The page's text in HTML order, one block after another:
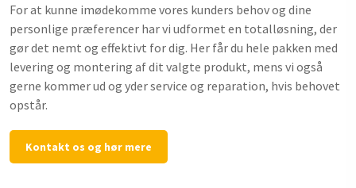
For at kunne imødekomme vores kunders behov og dine
personlige præferencer har vi udformet en totalløsning, der
gør det nemt og effektivt for dig. Her får du hele pakken med
levering og montering af dit valgte produkt, mens vi også
gerne kommer ud og yder service og reparation, hvis behovet
opstår.​
Kontakt os og hør mere